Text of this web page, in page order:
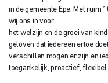
in de gemeente Epe. Met ruim
wij ons in voor
het welzijn en de groei van
geloven dat iedereen ertoe
verschillen mogen er zijn en
toegankelijk, proactief, flexibel